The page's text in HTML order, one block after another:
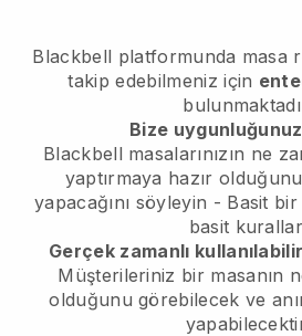
Blackbell platformunda masa
takip edebilmeniz için
Bize
Blackbell masalarınızın ne
yaptırmaya hazır
yapacağını söyleyin - Basit
basit
Gerçek zamanlı
Müşterileriniz bir masanın
olduğunu görebilecek ve